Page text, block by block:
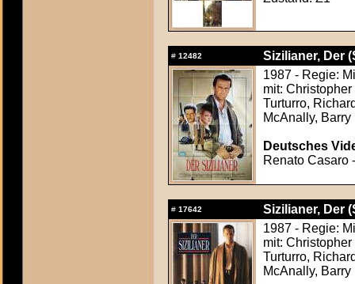
# 12482
Sizilianer, Der
1987 - Regie:
mit:
Turturro,
McAnally,
Deutsches
Renato Casaro
# 17642
Sizilianer, Der
1987 - Regie:
mit:
Turturro,
McAnally,